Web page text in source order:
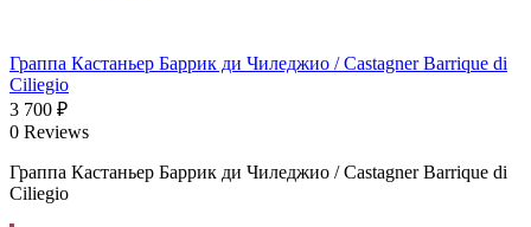
Граппа Кастаньер Баррик ди Чиледжио / Castagner Barrique di
Ciliegio
3 700 ₽
0 Reviews
Граппа Кастаньер Баррик ди Чиледжио / Castagner Barrique di
Ciliegio